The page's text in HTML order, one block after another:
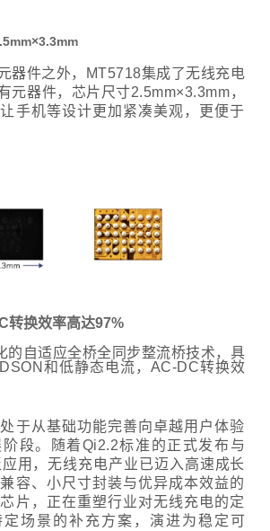
器件之外，MT5718集成了无线充电
元器件，芯片尺寸2.5mm×3.3mm，
手机等设计更加紧凑美观，更便于
转换效率高达97%
的自适应全桥全同步整流桥技术，具
和低静态电流，AC-DC转换效
于从基础功能完善向卓越用户体验
段。随着Qi2.2标准的正式发布与
用，无线充电产业已迈入高速成长
容、小尺寸封装与优异成本效益的
片，正在重塑行业对无线充电的定
场景的补充方案，演进为稳定可